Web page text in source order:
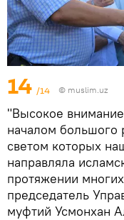
14 /14 © muslim.uz
"Высокое
началом большого
светом которых
направляла
протяжении
председатель
муфтий Усмонхан